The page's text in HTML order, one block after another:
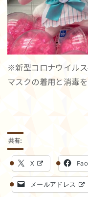
※新型コロナウイル
マスクの着用と消毒を
共有:
X
メールアドレス